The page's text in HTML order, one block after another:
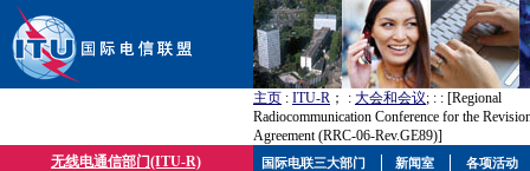
主页 : ITU-R ； : 大会和会议; : : [Regional
Radiocommunication Conference for the
Agreement (RRC-06-Rev.GE89)]
无线电通信部门(ITU-R)
国际电联三大部门 新闻室 各项活动